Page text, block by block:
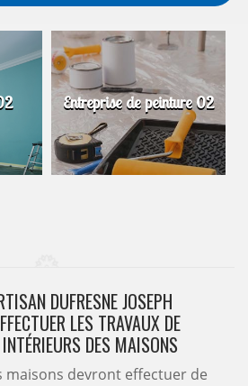
Entreprise de peinture 02
DUFRESNE JOSEPH
LES TRAVAUX DE
DES MAISONS
maisons devront effectuer de